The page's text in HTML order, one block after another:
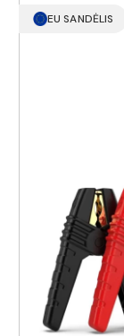
EU SANDĖLIS